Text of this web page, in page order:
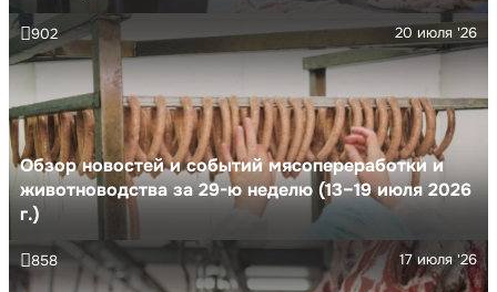
Обзор новостей и событий мясопереработки и
животноводства за 29-ю неделю (13–19 июля 2026
г.)
20 июля '26
902
17 июля '26
858